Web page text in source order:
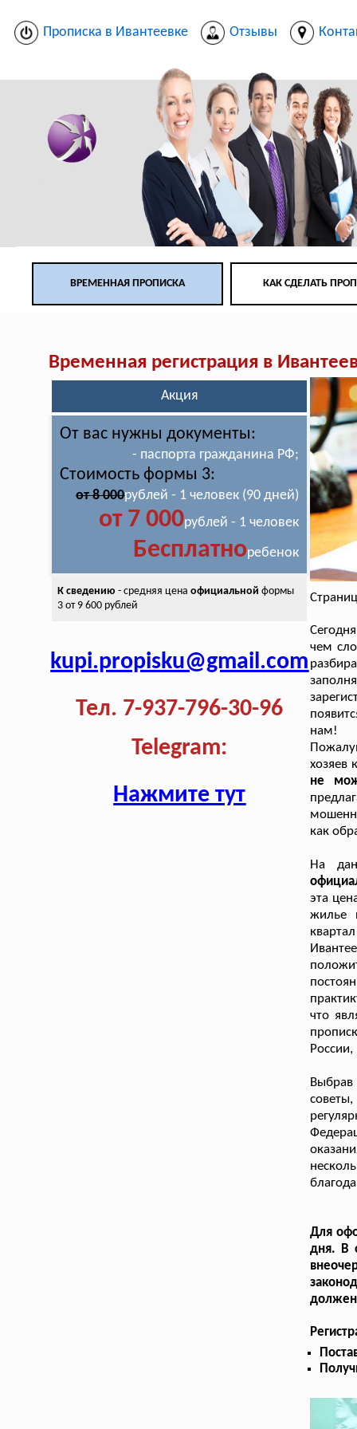
Прописка в Ивантеевке Отзывы
ВРЕМЕННАЯ ПРОПИСКА КАК СДЕЛАТЬ
Временная регистрация в
Акция
От вас нужны документы:
- паспорта гражданина РФ;
Стоимость формы 3:
от 8 000рублей - 1 человек (90 дней)
от 7 000рублей - 1 человек
Бесплатноребенок
К сведению - средняя цена официальной формы
3 от 9 600 рублей
kupi.propisku@gmail.com
Тел. 7-937-796-30-96
Telegram:
Нажмите тут
чем
нам!
хозяев
не
как
На
эта
жилье
что
Выбрав
Для
дня. В
должен